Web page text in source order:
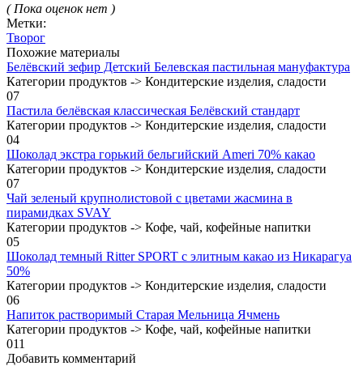
( Пока оценок нет )
Метки:
Творог
Похожие материалы
Белёвский зефир Детский Белевская пастильная мануфактура
Категории продуктов -> Кондитерские изделия, сладости
07
Пастила белёвская классическая Белёвский стандарт
Категории продуктов -> Кондитерские изделия, сладости
04
Шоколад экстра горький бельгийский Ameri 70% какао
Категории продуктов -> Кондитерские изделия, сладости
07
Чай зеленый крупнолистовой с цветами жасмина в
пирамидках SVAY
Категории продуктов -> Кофе, чай, кофейные напитки
05
Шоколад темный Ritter SPORT с элитным какао из Никарагуа
50%
Категории продуктов -> Кондитерские изделия, сладости
06
Напиток растворимый Старая Мельница Ячмень
Категории продуктов -> Кофе, чай, кофейные напитки
011
Добавить комментарий